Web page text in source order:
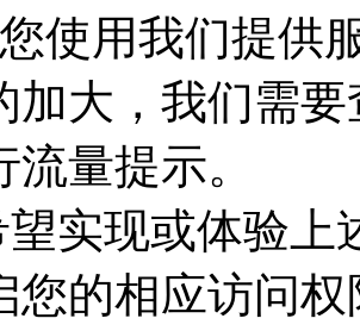
您使用我们提
加大，我们需
量提示。
望实现或体验
您的相应访问